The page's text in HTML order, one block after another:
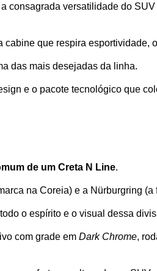
consagrada versatilidade do
que respira esportividade,
das mais desejadas da linha.
e o pacote tecnológico que
de um Creta N Line.
na Coreia) e a Nürburgring
o espírito e o visual dessa
com grade em Dark Chrome,